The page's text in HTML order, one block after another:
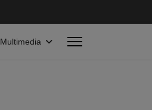
Multimedia